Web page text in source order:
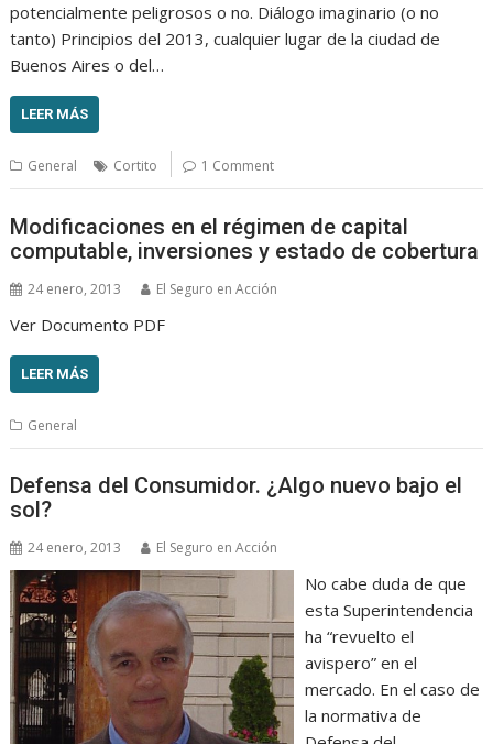
potencialmente peligrosos o no. Diálogo imaginario (o no
tanto) Principios del 2013, cualquier lugar de la ciudad de
Buenos Aires o del…
LEER MÁS
General Cortito 1 Comment
Modificaciones en el régimen de capital
computable, inversiones y estado de cobertura
24 enero, 2013 El Seguro en Acción
Ver Documento PDF
LEER MÁS
General
Defensa del Consumidor. ¿Algo nuevo bajo el
sol?
24 enero, 2013 El Seguro en Acción
No cabe duda de que
esta Superintendencia
ha “revuelto el
avispero” en el
mercado. En el caso de
la normativa de